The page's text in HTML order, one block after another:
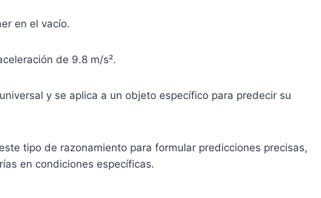
en el vacío.
de 9.8 m/s².
y se aplica a un objeto específico para predecir su
tipo de razonamiento para formular predicciones precisas,
en condiciones específicas.